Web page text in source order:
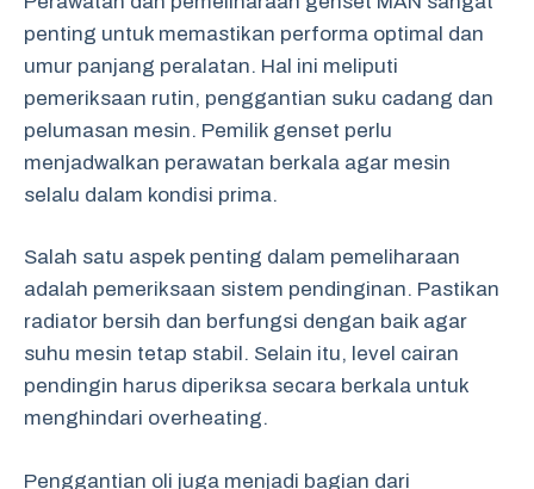
penting untuk memastikan performa optimal dan
umur panjang peralatan. Hal ini meliputi
pemeriksaan rutin, penggantian suku cadang dan
pelumasan mesin. Pemilik genset perlu
menjadwalkan perawatan berkala agar mesin
selalu dalam kondisi prima.
Salah satu aspek penting dalam pemeliharaan
adalah pemeriksaan sistem pendinginan. Pastikan
radiator bersih dan berfungsi dengan baik agar
suhu mesin tetap stabil. Selain itu, level cairan
pendingin harus diperiksa secara berkala untuk
menghindari overheating.
Penggantian oli juga menjadi bagian dari